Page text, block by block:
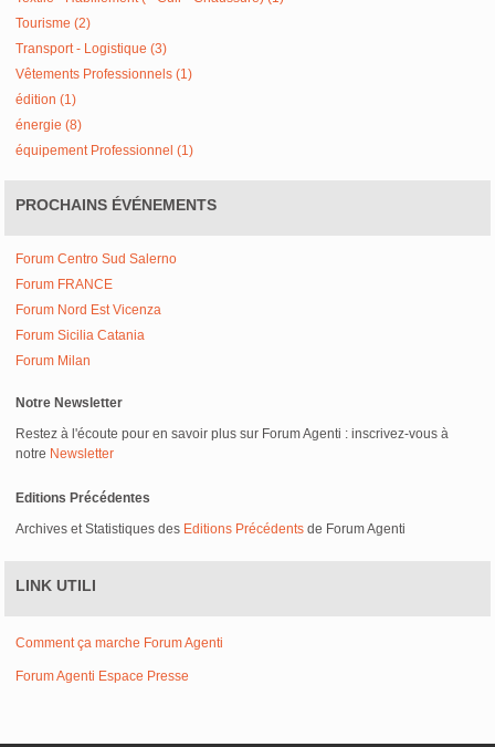
Tourisme (2)
Transport - Logistique (3)
Vêtements Professionnels (1)
édition (1)
énergie (8)
équipement Professionnel (1)
PROCHAINS ÉVÉNEMENTS
Forum Centro Sud Salerno
Forum FRANCE
Forum Nord Est Vicenza
Forum Sicilia Catania
Forum Milan
Notre Newsletter
Restez à l'écoute pour en savoir plus sur Forum Agenti : inscrivez-vous à
notre Newsletter
Editions Précédentes
Archives et Statistiques des Editions Précédents de Forum Agenti
LINK UTILI
Comment ça marche Forum Agenti
Forum Agenti Espace Presse